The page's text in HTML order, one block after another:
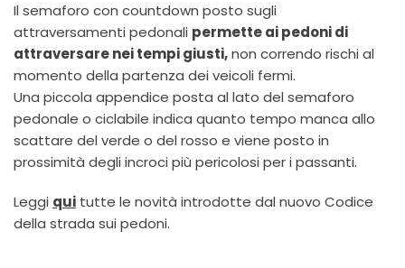
Il semaforo con countdown posto sugli
attraversamenti pedonali permette ai pedoni di
attraversare nei tempi giusti,non correndo rischi al
momento della partenza dei veicoli fermi.
Una piccola appendice posta al lato del semaforo
pedonale o ciclabile indica quanto tempo manca allo
scattare del verde o del rosso e viene posto in
prossimità degli incroci più pericolosi per i passanti.
Leggi qui tutte le novità introdotte dal nuovo Codice
della strada sui pedoni.